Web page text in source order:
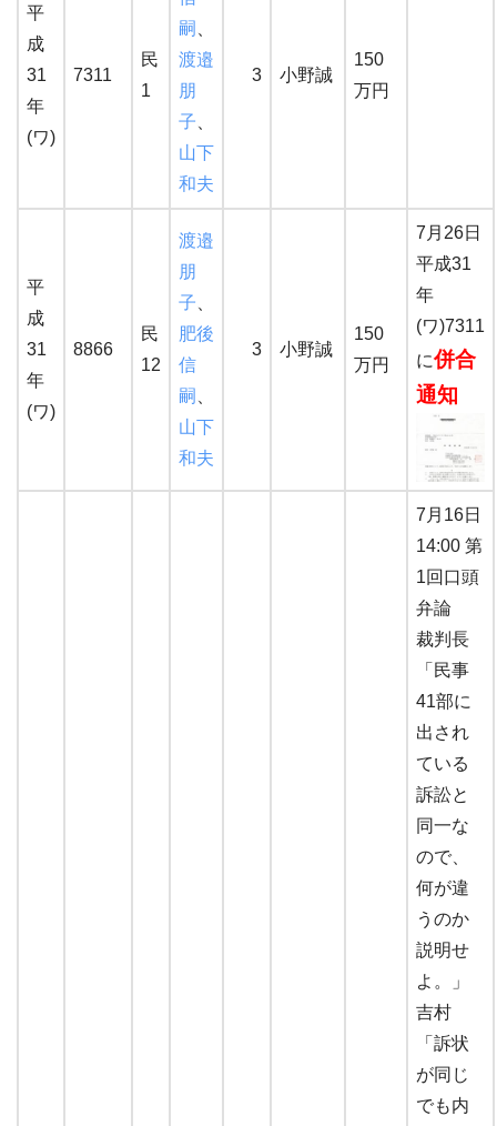
平
成
31
年
(ワ)
7311
民
1
嗣 、
渡邉
朋
子、
山下
和夫
3 小野誠
150
万円
平
成
31
年
(ワ)
8866
民
12
渡邉
朋
子、
肥後
信
嗣 、
山下
和夫
3 小野誠
150
万円
7月26日
平成31
年
(ワ)7311
に併合
通知
7月16日
14:00 第
1回口頭
弁論
裁判長
「民事
41部に
出され
ている
訴訟と
同一な
ので、
何が違
うのか
説明せ
よ。」
吉村
「訴状
が同じ
でも内